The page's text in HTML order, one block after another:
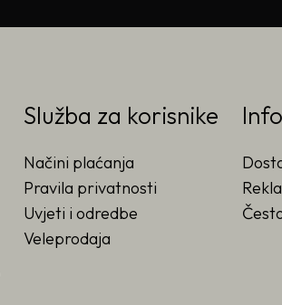
Služba za korisnike
Načini plaćanja
Pravila privatnosti
Uvjeti i odredbe
Veleprodaja